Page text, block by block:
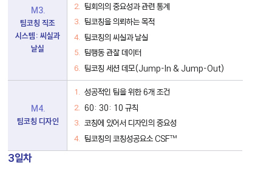
M3.
팀코칭 직조
시스템: 씨실과
날실
팀회의의 중요성과 관련 통계
팀코칭을 의뢰하는 목적
팀코칭의 씨실과 날실
팀행동 관찰 데이터
팀코칭 세션 데모(Jump-In & Jump-Out)
M4.
팀코칭 디자인
성공적인 팀을 위한 6개 조건
60: 30: 10 규칙
코칭에 있어서 디자인의 중요성
팀코칭의 코칭성공요소 CSF™
3일차